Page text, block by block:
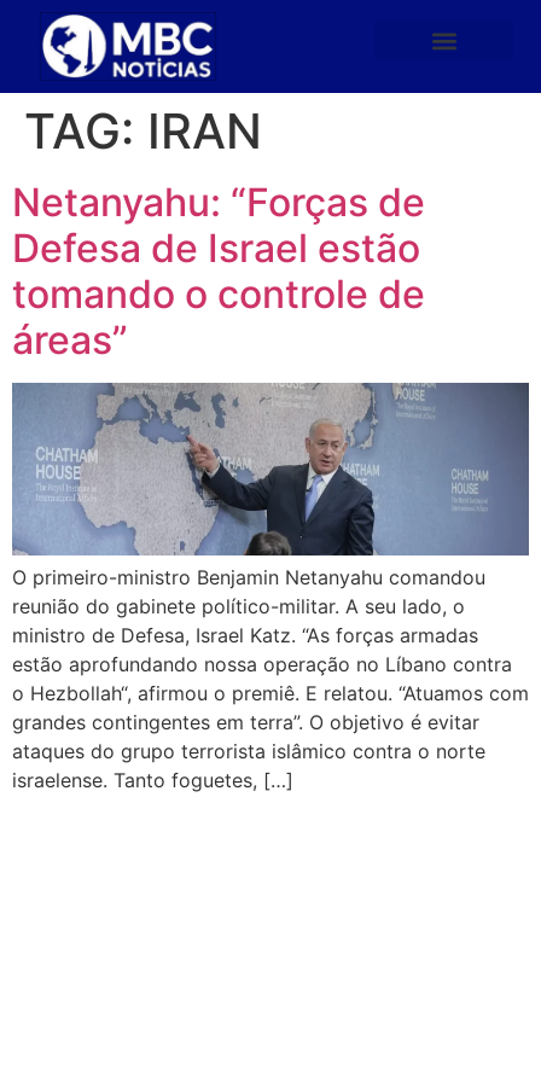
TAG: IRAN
Netanyahu: “Forças de
Defesa de Israel estão
tomando o controle de
áreas”
O primeiro-ministro Benjamin Netanyahu comandou
reunião do gabinete político-militar. A seu lado, o
ministro de Defesa, Israel Katz. “As forças armadas
estão aprofundando nossa operação no Líbano contra
o Hezbollah“, afirmou o premiê. E relatou. “Atuamos com
grandes contingentes em terra”. O objetivo é evitar
ataques do grupo terrorista islâmico contra o norte
israelense. Tanto foguetes, […]